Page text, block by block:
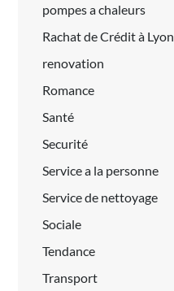
pompes a chaleurs
Rachat de Crédit à Lyon
renovation
Romance
Santé
Securité
Service a la personne
Service de nettoyage
Sociale
Tendance
Transport